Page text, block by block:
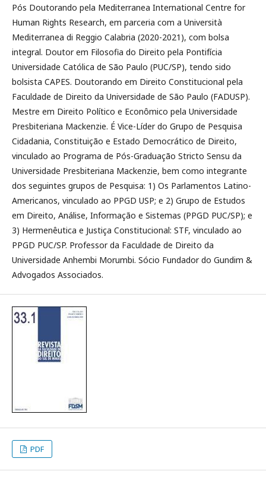
Pós Doutorando pela Mediterranea International Centre for
Human Rights Research, em parceria com a Università
Mediterranea di Reggio Calabria (2020-2021), com bolsa
integral. Doutor em Filosofia do Direito pela Pontifícia
Universidade Católica de São Paulo (PUC/SP), tendo sido
bolsista CAPES. Doutorando em Direito Constitucional pela
Faculdade de Direito da Universidade de São Paulo (FADUSP).
Mestre em Direito Político e Econômico pela Universidade
Presbiteriana Mackenzie. É Vice-Líder do Grupo de Pesquisa
Cidadania, Constituição e Estado Democrático de Direito,
vinculado ao Programa de Pós-Graduação Stricto Sensu da
Universidade Presbiteriana Mackenzie, bem como integrante
dos seguintes grupos de Pesquisa: 1) Os Parlamentos Latino-
Americanos, vinculado ao PPGD USP; e 2) Grupo de Estudos
em Direito, Análise, Informação e Sistemas (PPGD PUC/SP); e
3) Hermenêutica e Justiça Constitucional: STF, vinculado ao
PPGD PUC/SP. Professor da Faculdade de Direito da
Universidade Anhembi Morumbi. Sócio Fundador do Gundim &
Advogados Associados.
PDF